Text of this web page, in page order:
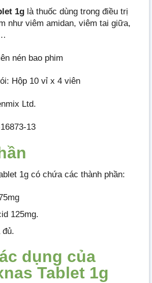
1g là thuốc dùng trong điều trị
như viêm amidan, viêm tai giữa,
nén bao phim
Hộp 10 vỉ x 4 viên
Ltd.
13
1g có chứa các thành phần:
125mg.
dụng của
Tablet 1g